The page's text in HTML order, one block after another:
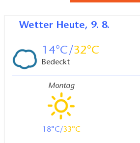
Wetter Heute, 9. 8.
14 32
Bedeckt
Montag
18 33